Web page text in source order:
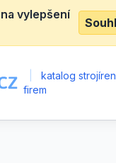
vylepšení
katalog
firem